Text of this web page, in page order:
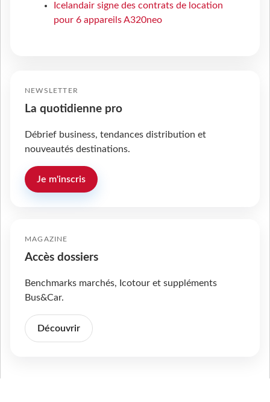
Icelandair signe des contrats de location
pour 6 appareils A320neo
NEWSLETTER
La quotidienne pro
Débrief business, tendances distribution et
nouveautés destinations.
Je m'inscris
MAGAZINE
Accès dossiers
Benchmarks marchés, Icotour et suppléments
Bus&Car.
Découvrir